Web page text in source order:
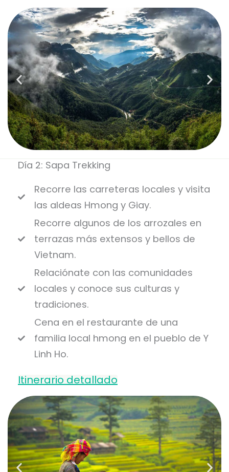
Día 2: Sapa Trekking
Recorre las carreteras locales y visita
las aldeas Hmong y Giay.
Recorre algunos de los arrozales en
terrazas más extensos y bellos de
Vietnam.
Relaciónate con las comunidades
locales y conoce sus culturas y
tradiciones.
Cena en el restaurante de una
familia local hmong en el pueblo de Y
Linh Ho.
Itinerario detallado